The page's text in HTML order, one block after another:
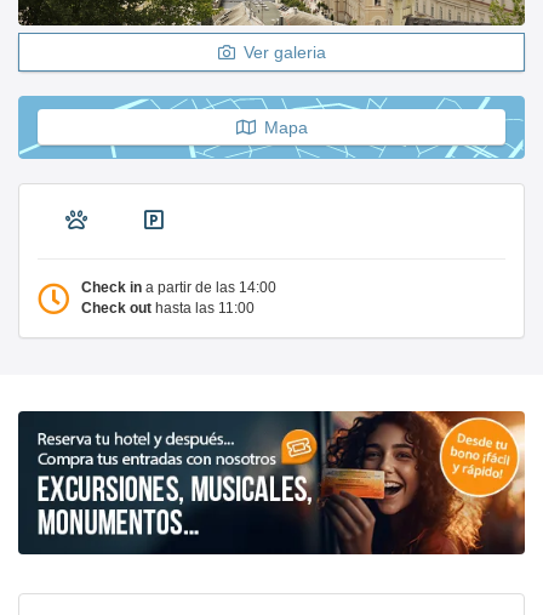
Ver galeria
Mapa
Check in a partir de las 14:00
Check out hasta las 11:00